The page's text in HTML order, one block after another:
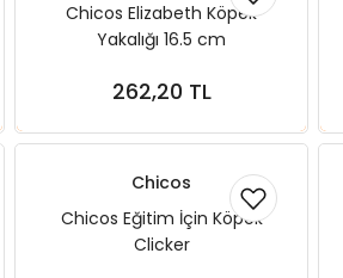
Chicos Elizabeth Köpek
Yakalığı 16.5 cm
262,20 TL
Sepete Ekle
Chicos
Chicos Eğitim İçin Köpek
Clicker